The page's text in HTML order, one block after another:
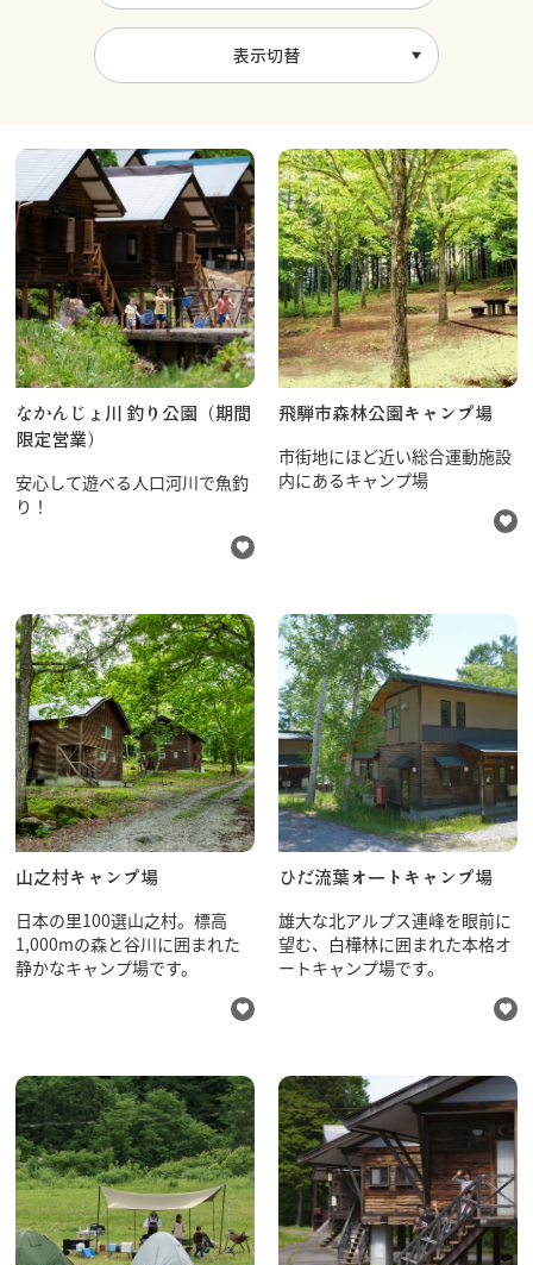
表示切替
なかんじょ川 釣り公園（期間
限定営業）
安心して遊べる人口河川で魚釣
り！
飛騨市森林公園キャンプ場
市街地にほど近い総合運動施設
内にあるキャンプ場
山之村キャンプ場
日本の里100選山之村。標高
1,000mの森と谷川に囲まれた
静かなキャンプ場です。
ひだ流葉オートキャンプ場
雄大な北アルプス連峰を眼前に
望む、白樺林に囲まれた本格オ
ートキャンプ場です。